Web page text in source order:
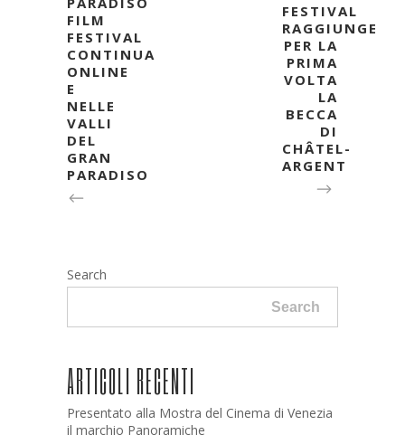
FILM
FESTIVAL
CONTINUA
ONLINE
E
NELLE
VALLI
DEL
GRAN
PARADISO
FESTIVAL
RAGGIUNGE
PER LA
PRIMA
VOLTA
LA
BECCA
DI
CHÂTEL-
ARGENT
Search
Search
ARTICOLI RECENTI
Presentato alla Mostra del Cinema di Venezia
il marchio Panoramiche